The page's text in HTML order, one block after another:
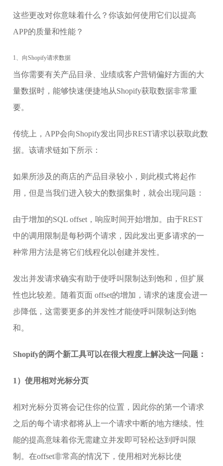
这些更改对你意味着什么？你该如何使用它们以提高
APP的质量和性能？
1、向Shopify请求数据
当你需要有关产品目录、业绩或客户营销偏好方面的大
量数据时，能够快速便捷地从Shopify获取数据非常重
要。
传统上，APP会向Shopify发出同步REST请求以获取此数
据。该请求链如下所示：
如果所涉及的商店的产品目录较小，则此模式将起作
用，但是当我们进入较大的数据集时，就会出现问题：
由于增加的SQL offset，响应时间开始增加。由于REST
中的调用限制是每秒两个请求，因此发出更多请求的一
种常用方法是将它们线程化以创建并发性。
发出并发请求确实有助于使呼叫限制达到饱和，但扩展
性也比较差。随着页面 offset的增加，请求的速度会进一
步降低，这需要更多的并发性才能使呼叫限制达到饱
和。
Shopify的两个新工具可以在很大程度上解决这一问题：
1）使用相对光标分页
相对光标分页将会记住你的位置，因此你的第一个请求
之后的每个请求都将从上一个请求中断的地方继续。性
能的提高意味着你无需建立并发即可轻松达到呼叫限
制。在offset非常高的情况下，使用相对光标比使